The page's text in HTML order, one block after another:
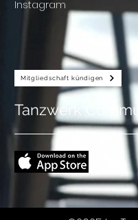
Instagram
Mitgliedschaft kündigen
Tanzwerk